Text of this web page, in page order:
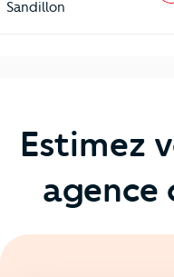
Sandillon
Estimez
agence